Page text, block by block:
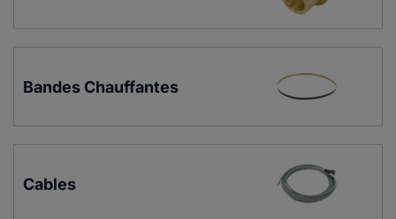
Bandes Chauffantes
Cables